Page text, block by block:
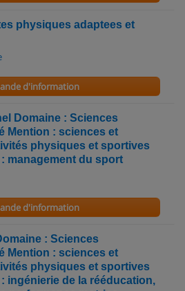
physiques adaptees et
d'information
Domaine : Sciences
Mention : sciences et
physiques et sportives
management du sport
d'information
: Sciences
Mention : sciences et
physiques et sportives
ingénierie de la rééducation,